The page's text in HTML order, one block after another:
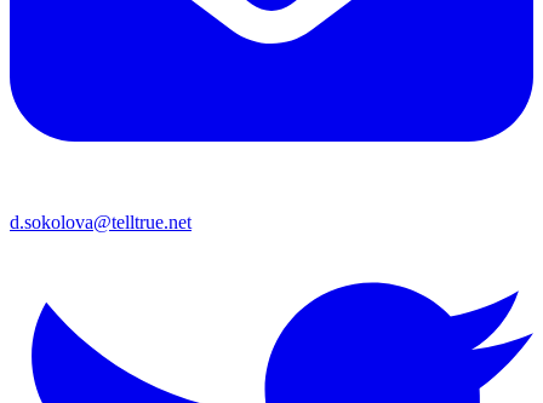
d.sokolova@telltrue.net